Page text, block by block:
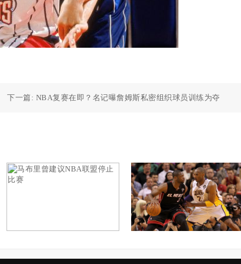
下一篇: NBA复赛在即？名记曝詹姆斯私密组织球员训练为夺
>马布里曾建议NBA联盟停止